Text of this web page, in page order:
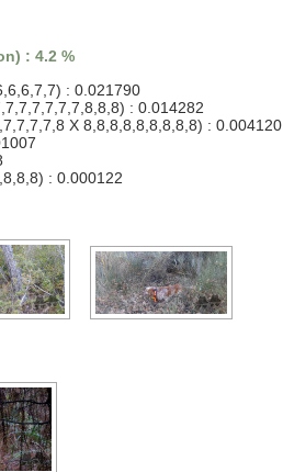
: 4.2 %
: 0.021790
: 0.014282
X 8,8,8,8,8,8,8,8,8) : 0.004120
: 0.000122